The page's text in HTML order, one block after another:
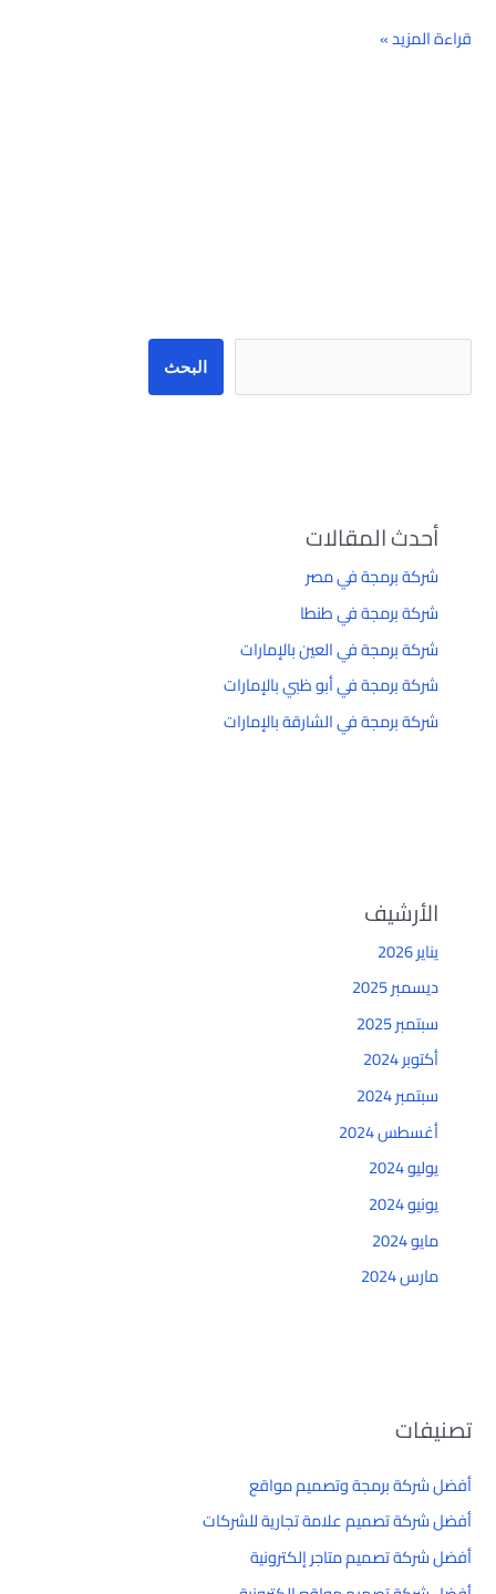
قراءة المزيد »
البحث
أحدث المقالات
شركة برمجة في مصر
شركة برمجة في طنطا
شركة برمجة في العين بالإمارات
شركة برمجة في أبو ظبي بالإمارات
شركة برمجة في الشارقة بالإمارات
الأرشيف
يناير 2026
ديسمبر 2025
سبتمبر 2025
أكتوبر 2024
سبتمبر 2024
أغسطس 2024
يوليو 2024
يونيو 2024
مايو 2024
مارس 2024
تصنيفات
أفضل شركة برمجة وتصميم مواقع
أفضل شركة تصميم علامة تجارية للشركات
أفضل شركة تصميم متاجر إلكترونية